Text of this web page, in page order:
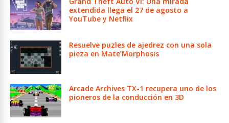
extendida llega el 27 de agosto a
YouTube y Netflix
Resuelve puzles de ajedrez con una sola
pieza en Mate’Morphosis
Arcade Archives TX-1 recupera uno de los
pioneros de la conducción en 3D